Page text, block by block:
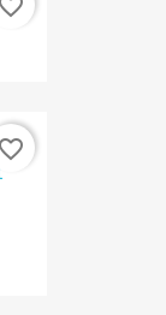
favorite_border
favorite_border